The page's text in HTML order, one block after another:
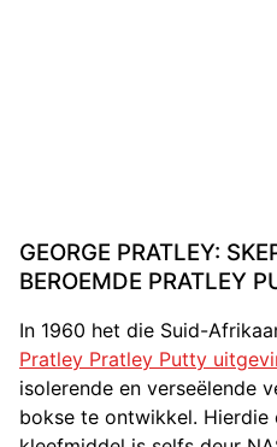
GEORGE PRATLEY:
BEROEMDE PRATLEY
In 1960 het die Suid-
Pratley Pratley Putty
isolerende en verseëlende
bokse te ontwikkel.